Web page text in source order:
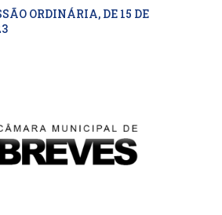
ORDINÁRIA, DE 15 DE